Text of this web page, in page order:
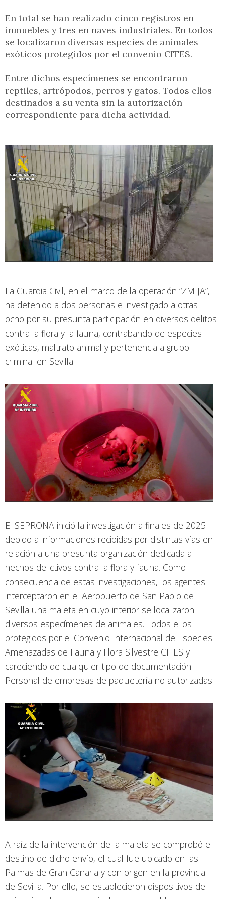
En total se han realizado cinco registros en
inmuebles y tres en naves industriales. En todos
se localizaron diversas especies de animales
exóticos protegidos por el convenio CITES.
Entre dichos especímenes se encontraron
reptiles, artrópodos, perros y gatos. Todos ellos
destinados a su venta sin la autorización
correspondiente para dicha actividad.
La Guardia Civil, en el marco de la operación “ZMIJA”,
ha detenido a dos personas e investigado a otras
ocho por su presunta participación en diversos delitos
contra la flora y la fauna, contrabando de especies
exóticas, maltrato animal y pertenencia a grupo
criminal en Sevilla.
El SEPRONA inició la investigación a finales de 2025
debido a informaciones recibidas por distintas vías en
relación a una presunta organización dedicada a
hechos delictivos contra la flora y fauna. Como
consecuencia de estas investigaciones, los agentes
interceptaron en el Aeropuerto de San Pablo de
Sevilla una maleta en cuyo interior se localizaron
diversos especímenes de animales. Todos ellos
protegidos por el Convenio Internacional de Especies
Amenazadas de Fauna y Flora Silvestre CITES y
careciendo de cualquier tipo de documentación.
Personal de empresas de paquetería no autorizadas.
A raíz de la intervención de la maleta se comprobó el
destino de dicho envío, el cual fue ubicado en las
Palmas de Gran Canaria y con origen en la provincia
de Sevilla. Por ello, se establecieron dispositivos de